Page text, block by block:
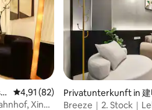
Durchschnittliche Bewertung:
4,91 (82)
Xinyi
Privatunterkunft in 建
Breeze｜2. Stock｜